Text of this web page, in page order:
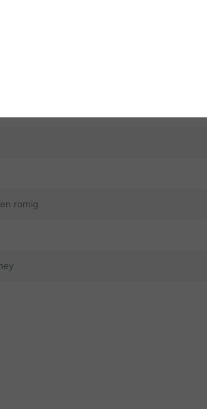
whisky in het historische land van
Alba.
marshmallow.
verkoold brood.
romig